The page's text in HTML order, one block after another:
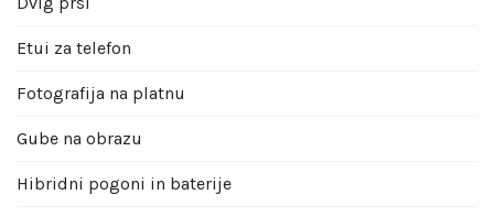
Etui za telefon
Fotografija na platnu
Gube na obrazu
Hibridni pogoni in baterije